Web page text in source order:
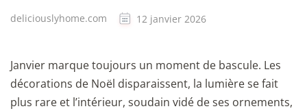
deliciouslyhome.com 12 janvier 2026
Janvier marque toujours un moment de bascule. Les
décorations de Noël disparaissent, la lumière se fait
plus rare et l’intérieur, soudain vidé de ses ornements,